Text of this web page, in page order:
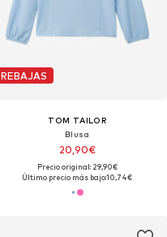
REBAJAS
TOM TAILOR
Blusa
20,90€
Precio original: 29,90€
Último precio más bajo:10,74€